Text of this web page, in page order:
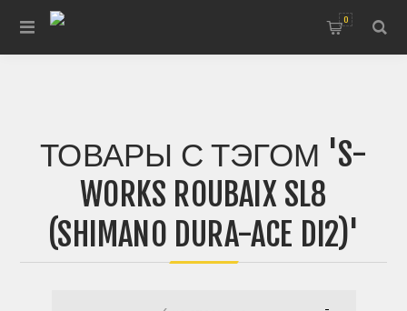
0
ТОВАРЫ С ТЭГОМ 'S-
WORKS ROUBAIX SL8
(SHIMANO DURA-ACE DI2)'